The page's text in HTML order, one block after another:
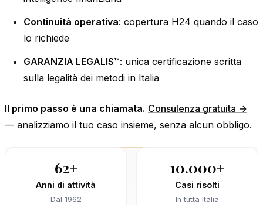
Continuità operativa: copertura H24 quando il caso
lo richiede
GARANZIA LEGALIS™: unica certificazione scritta
sulla legalità dei metodi in Italia
Il primo passo è una chiamata. Consulenza gratuita →
— analizziamo il tuo caso insieme, senza alcun obbligo.
62+
Anni di attività
Dal 1962
10.000+
Casi risolti
In tutta Italia